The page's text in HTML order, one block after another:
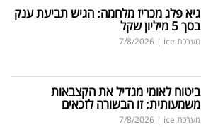
גיא פלג מכריז מלחמה: הגיש תביעת ענק
בסך 5 מיליון שקל
מערכת ice |
7/8/2026
ביטוח לאומי מגדיל את הקצבאות
משמעותית: זו הבשורה לזכאים
מערכת ice |
7/8/2026